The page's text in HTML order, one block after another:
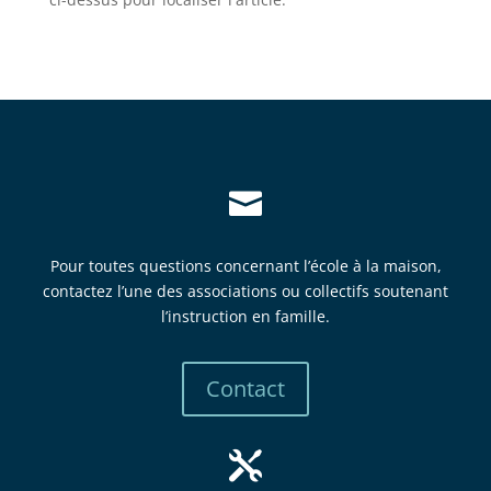

Pour toutes questions concernant l’école à la maison,
contactez l’une des associations ou collectifs soutenant
l’instruction en famille.
Contact
